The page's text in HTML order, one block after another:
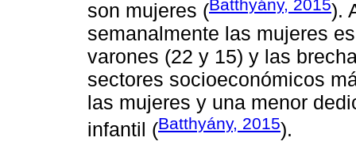
son mujeres (Batthyány, 2015).
semanalmente las mujeres
varones (22 y 15) y las
sectores socioeconómicos
las mujeres y una menor
infantil (Batthyány, 2015).